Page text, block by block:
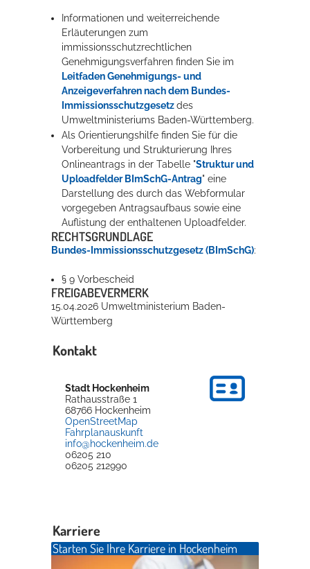
Informationen und weiterreichende
Erläuterungen zum
immissionsschutzrechtlichen
Genehmigungsverfahren finden Sie im
Leitfaden Genehmigungs- und
Anzeigeverfahren nach dem Bundes-
Immissionsschutzgesetzdes
Umweltministeriums Baden-Württemberg.
Als Orientierungshilfe finden Sie für die
Vorbereitung und Strukturierung Ihres
Onlineantrags in der Tabelle "Struktur und
Uploadfelder BImSchG-Antrag" eine
Darstellung des durch das Webformular
vorgegeben Antragsaufbaus sowie eine
Auflistung der enthaltenen Uploadfelder.
RECHTSGRUNDLAGE
Bundes-Immissionsschutzgesetz (BImSchG):
§ 9 Vorbescheid
FREIGABEVERMERK
15.04.2026 Umweltministerium Baden-
Württemberg
Kontakt
Stadt Hockenheim
Rathausstraße 1
68766 Hockenheim
OpenStreetMap
Fahrplanauskunft
info@hockenheim.de
06205 210
06205 212990
Karriere
Starten Sie Ihre Karriere in Hockenheim